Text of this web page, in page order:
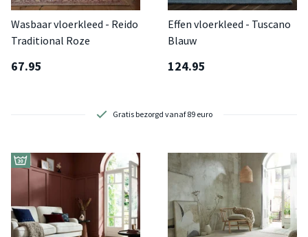
Wasbaar vloerkleed - Reido
Traditional Roze
67.95
Effen vloerkleed - Tuscano
Blauw
124.95
2 showrooms om te bezoeken